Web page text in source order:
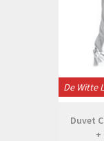
De Witte
Duvet
+